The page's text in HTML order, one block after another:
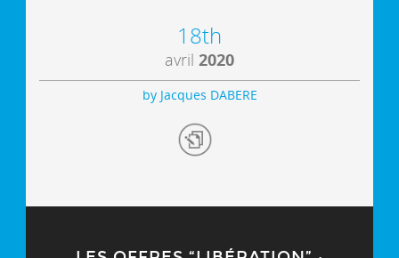
18th
avril 2020
by Jacques DABERE